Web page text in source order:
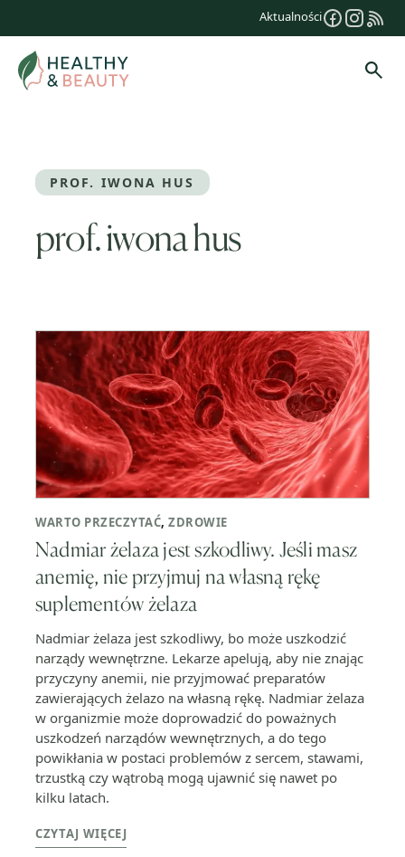
treści
Aktualności
PROF. IWONA HUS
prof. iwona hus
WARTO PRZECZYTAĆ,ZDROWIE
Nadmiar żelaza jest szkodliwy. Jeśli masz
anemię, nie przyjmuj na własną rękę
suplementów żelaza
Nadmiar żelaza jest szkodliwy, bo może uszkodzić
narządy wewnętrzne. Lekarze apelują, aby nie znając
przyczyny anemii, nie przyjmować preparatów
zawierających żelazo na własną rękę. Nadmiar żelaza
w organizmie może doprowadzić do poważnych
uszkodzeń narządów wewnętrznych, a do tego
powikłania w postaci problemów z sercem, stawami,
trzustką czy wątrobą mogą ujawnić się nawet po
kilku latach.
CZYTAJ WIĘCEJ